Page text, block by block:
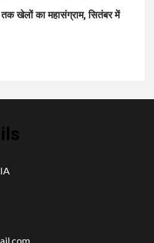
खेलों का महासंग्राम, सितंबर में